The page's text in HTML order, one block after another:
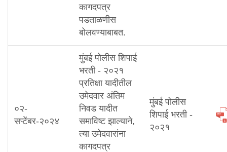
कागदपत्र
पडताळणीस
बोलवण्याबाबत.
०२-
सप्टेंबर-२०२४
मुंबई पोलीस शिपाई
भरती - २०२१
प्रतिक्षा यादीतील
उमेदवार अंतिम
निवड यादीत
समाविष्ट झाल्याने,
त्या उमेदवारांना
कागदपत्र
मुंबई पोलीस
शिपाई भरती -
२०२१